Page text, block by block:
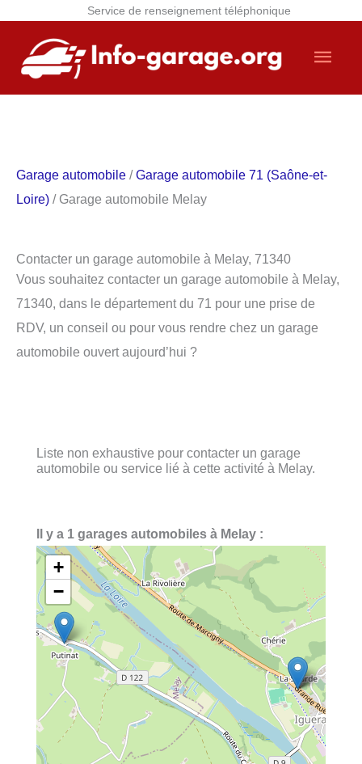
Service de renseignement téléphonique
contenu
Garage automobile /Garage automobile 71 (Saône-et-
Loire) / Garage automobile Melay
Contacter un garage automobile à Melay, 71340
Vous souhaitez contacter un garage automobile à Melay,
71340, dans le département du 71 pour une prise de
RDV, un conseil ou pour vous rendre chez un garage
automobile ouvert aujourd’hui ?
Liste non exhaustive pour contacter un garage
automobile ou service lié à cette activité à Melay.
Il y a 1 garages automobiles à Melay :
+
−